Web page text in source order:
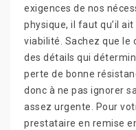
exigences de nos
physique, il faut qu’il
viabilité. Sachez que
des détails qui
perte de bonne
donc à ne pas ignorer
assez urgente. Pour
prestataire en remise